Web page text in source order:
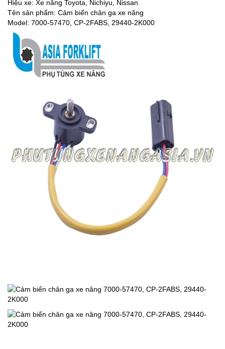
Hiệu xe: Xe nâng Toyota, Nichiyu, Nissan
Tên sản phẩm: Cảm biến chân ga xe nâng
Model: 7000-57470, CP-2FABS, 29440-2K000